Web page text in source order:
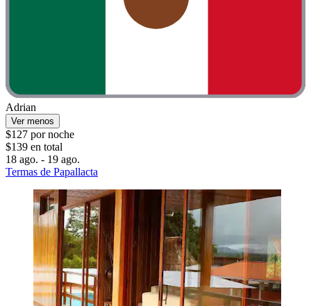
Adrian
Ver menos
$127 por noche
$139 en total
18 ago. - 19 ago.
Termas de Papallacta